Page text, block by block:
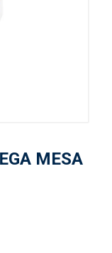
MESA